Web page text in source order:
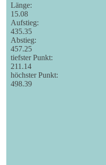
Länge:
15.08
Aufstieg:
435.35
Abstieg:
457.25
tiefster Punkt:
211.14
höchster Punkt:
498.39